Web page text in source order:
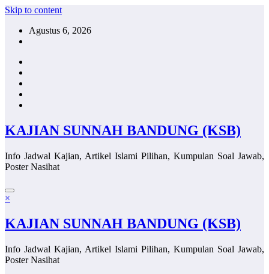
Skip to content
Agustus 6, 2026
KAJIAN SUNNAH BANDUNG (KSB)
Info Jadwal Kajian, Artikel Islami Pilihan, Kumpulan Soal Jawab,
Poster Nasihat
×
KAJIAN SUNNAH BANDUNG (KSB)
Info Jadwal Kajian, Artikel Islami Pilihan, Kumpulan Soal Jawab,
Poster Nasihat